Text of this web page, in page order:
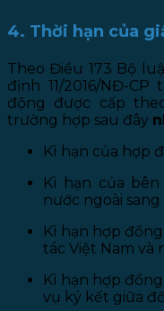
4. Thời hạn của
Theo Điều 173 Bộ
định 11/2016/NĐ-
động được cấp
trường hợp sau đây
Kì hạn của hợp
Kì hạn của
nước ngoài
Kì hạn hợp
tác Việt Nam và
Kì hạn hợp
vụ ký kết giữa